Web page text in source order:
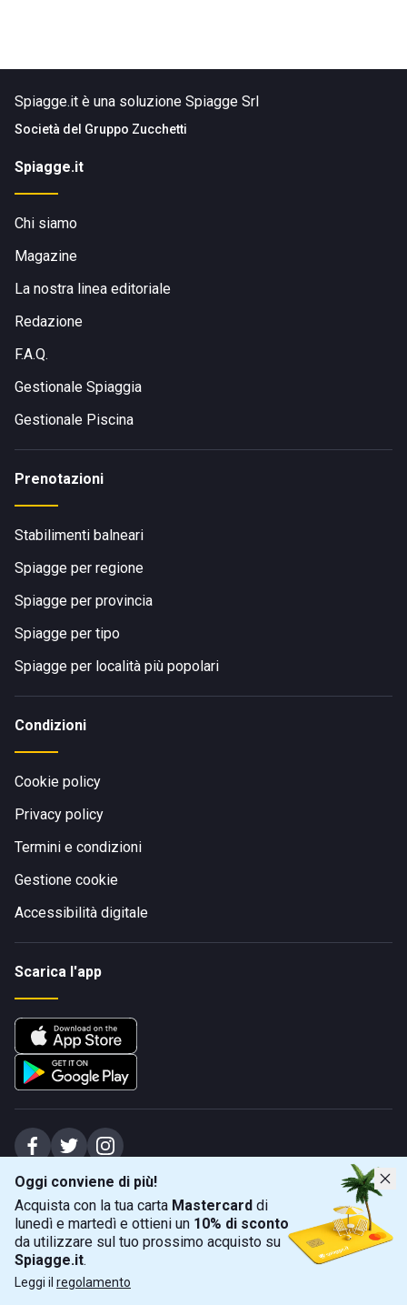
Oggi conviene di più!
Acquista con la tua carta Mastercard di
lunedì e martedì e ottieni un 10% di sconto
da utilizzare sul tuo prossimo acquisto su
Spiagge.it.
Leggi il regolamento
Spiagge.it è una soluzione Spiagge Srl
Società del Gruppo Zucchetti
Spiagge.it
Chi siamo
Magazine
La nostra linea editoriale
Redazione
F.A.Q.
Gestionale Spiaggia
Gestionale Piscina
Prenotazioni
Stabilimenti balneari
Spiagge per regione
Spiagge per provincia
Spiagge per tipo
Spiagge per località più popolari
Condizioni
Cookie policy
Privacy policy
Termini e condizioni
Gestione cookie
Accessibilità digitale
Scarica l'app
Spiagge Srl - Sede legale: Via Marecchiese 48, 47923 Rimini (RN), IT -
capitale sociale Euro 31245,57 - Iscritta al registro delle imprese di Rimini
Sede operativa: Via Flaminia 180, 47924 Rimini (RN), IT
+39 0541 772375
info@spiagge.it - p.i./c.f. 04536640404
© 2026 Spiagge Srl. Tutti i diritti riservati.